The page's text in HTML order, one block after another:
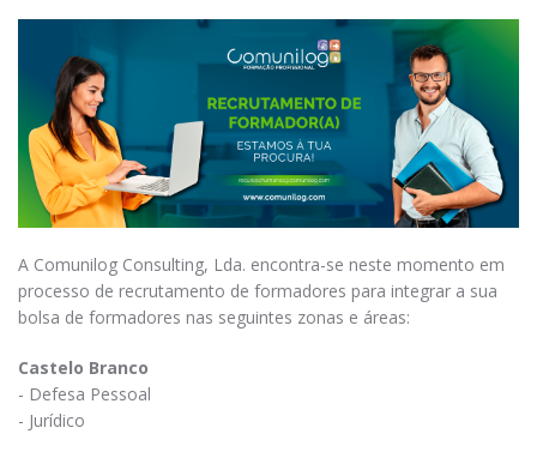
A Comunilog Consulting, Lda. encontra-se neste momento em
processo de recrutamento de formadores para integrar a sua
bolsa de formadores nas seguintes zonas e áreas:
Castelo Branco
- Defesa Pessoal
- Jurídico